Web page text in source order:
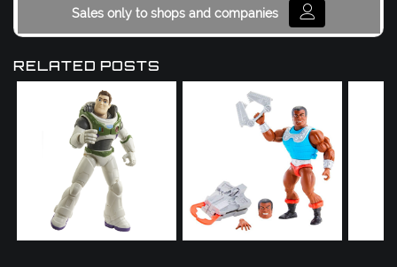
Sales only to shops and companies
RELATED POSTS